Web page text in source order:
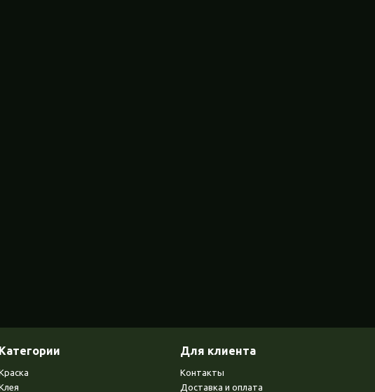
Категории Для клиента
Контакты
Доставка и оплата